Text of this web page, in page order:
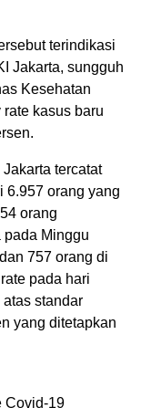
terindikasi
Jakarta, sungguh
Kesehatan
kasus baru
tercatat
6.957 orang yang
orang
pada Minggu
757 orang di
pada hari
standar
yang ditetapkan
Covid-19